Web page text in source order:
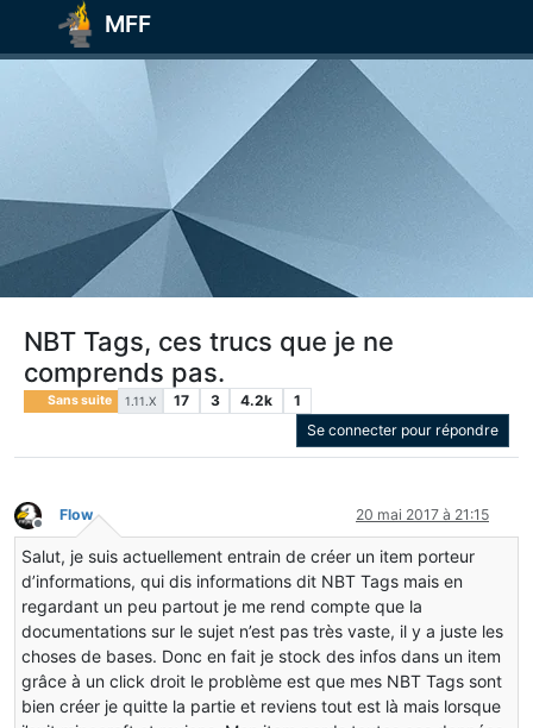
MFF
NBT Tags, ces trucs que je ne
comprends pas.
Sans suite 1.11.X 17 3 4.2k
1
Se connecter pour répondre
Hors-ligne
Flow 20 mai 2017 à 21:15
Salut, je suis actuellement entrain de créer un item porteur
d’informations, qui dis informations dit NBT Tags mais en
regardant un peu partout je me rend compte que la
documentations sur le sujet n’est pas très vaste, il y a juste les
choses de bases. Donc en fait je stock des infos dans un item
grâce à un click droit le problème est que mes NBT Tags sont
bien créer je quitte la partie et reviens tout est là mais lorsque